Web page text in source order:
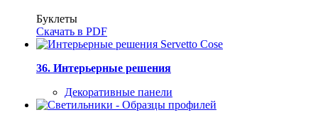
Буклеты
Скачать в PDF
36. Интерьерные решения
Декоративные панели